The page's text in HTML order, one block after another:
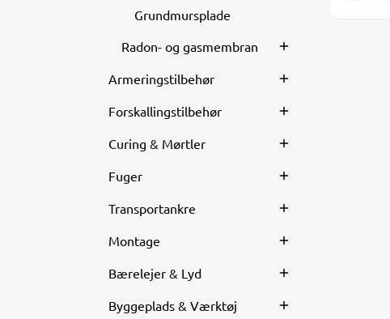
Grundmursplade
Radon- og gasmembran
Armeringstilbehør
Forskallingstilbehør
Curing & Mørtler
Fuger
Transportankre
Montage
Bærelejer & Lyd
Byggeplads & Værktøj